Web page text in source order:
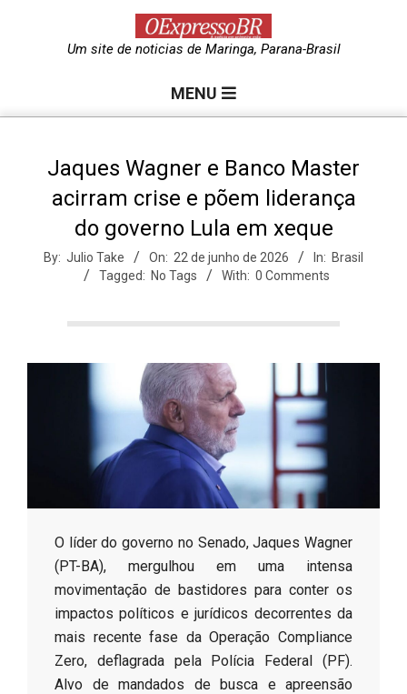
e
o
Um site de noticias de Maringa, Parana-Brasil
MENU
Jaques Wagner e Banco Master
acirram crise e põem liderança
do governo Lula em xeque
By: Julio Take On: 22 de junho de 2026 In: Brasil
Tagged: No Tags With: 0 Comments
​O líder do governo no Senado, Jaques Wagner
(PT-BA), mergulhou em uma intensa
movimentação de bastidores para conter os
impactos políticos e jurídicos decorrentes da
mais recente fase da Operação Compliance
Zero, deflagrada pela Polícia Federal (PF).
Alvo de mandados de busca e apreensão